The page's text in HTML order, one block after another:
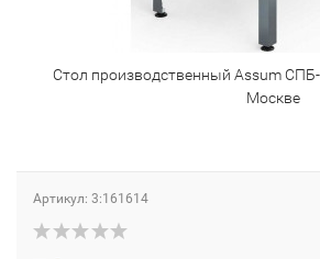
Стол производственный Assum
Москве
Артикул: 3:161614